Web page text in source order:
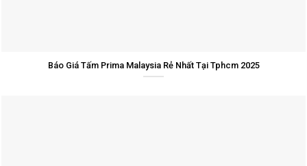
Báo Giá Tấm Prima Malaysia Rẻ Nhất Tại Tphcm 2025